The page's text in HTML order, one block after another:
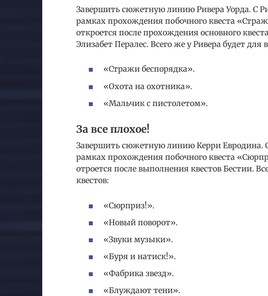
Завершить сюжетную линию Ривера Уорда. С
рамках прохождения побочного квеста
откроется после прохождения основного
Элизабет Пералес. Всего же у Ривера будет для
«Стражи беспорядка».
«Охота на охотника».
«Мальчик с пистолетом».
За все плохое!
Завершить сюжетную линию Керри Евродина.
рамках прохождения побочного квеста
отроется после выполнения квестов Бестии.
квестов:
«Сюрприз!».
«Новый поворот».
«Звуки музыки».
«Буря и натиск!».
«Фабрика звезд».
«Блуждают тени».